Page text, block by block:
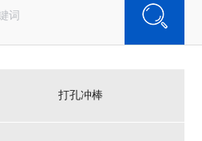
打孔冲棒